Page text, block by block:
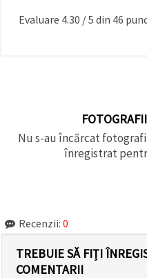
Evaluare 4.30 /5 din 46
Nu s-au încărcat
înregistrat
Recenzii: 0
TREBUIE SĂ FIȚI
COMENTARII